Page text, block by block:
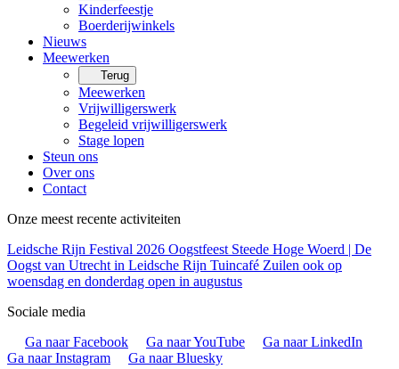
Kinderfeestje
Boerderijwinkels
Nieuws
Meewerken
Terug
Meewerken
Vrijwilligerswerk
Begeleid vrijwilligerswerk
Stage lopen
Steun ons
Over ons
Contact
Onze meest recente activiteiten
Leidsche Rijn Festival 2026 Oogstfeest Steede Hoge Woerd | De
Oogst van Utrecht in Leidsche Rijn Tuincafé Zuilen ook op
woensdag en donderdag open in augustus
Sociale media
Ga naar Facebook
Ga naar YouTube
Ga naar LinkedIn
Ga naar Instagram
Ga naar Bluesky